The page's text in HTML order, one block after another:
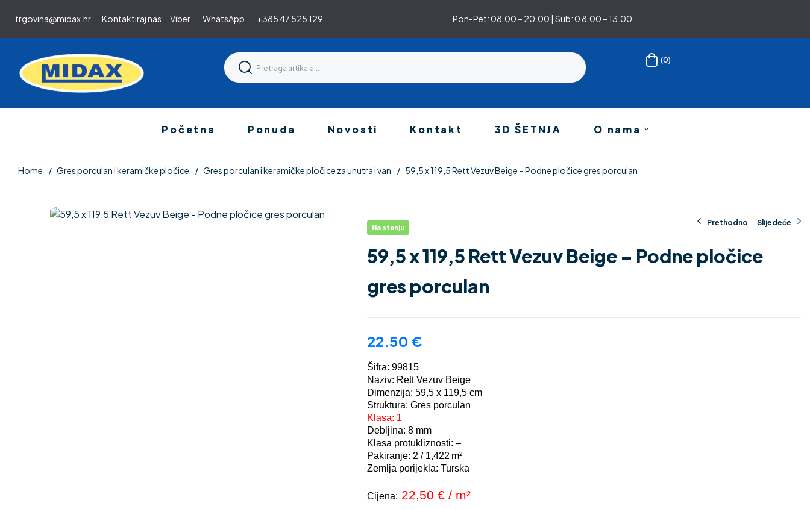
trgovina@midax.hr Kontaktiraj nas: Viber WhatsApp +385 47 525 129 Pon-Pet: 08.00 – 20.00 | Sub: 0 8.00 – 13.00
(0)
Početna Ponuda Novosti Kontakt 3D ŠETNJA O nama
Home Gres porculan i keramičke pločice Gres porculan i keramičke pločice za unutra i van 59,5 x 119,5 Rett Vezuv Beige – Podne pločice gres porculan
Prethodno Slijedeće
Na stanju
59,5 x 119,5 Rett Vezuv Beige – Podne pločice
gres porculan
22.50 €
Šifra: 99815
Naziv: Rett Vezuv Beige
Dimenzija: 59,5 x 119,5 cm
Struktura: Gres porculan
Klasa: 1
Debljina: 8 mm
Klasa protukliznosti: –
Pakiranje: 2 / 1,422 m²
Zemlja porijekla: Turska
Cijena: 22,50 € / m²